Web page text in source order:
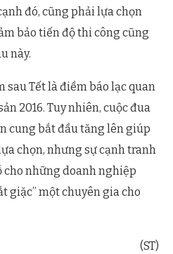
đó, cũng phải lựa chọn
bảo tiến độ thi công cũng
này.
sau Tết là điềm báo lạc quan
2016. Tuy nhiên, cuộc đua
cung bắt đầu tăng lên giúp
chọn, nhưng sự cạnh tranh
cho những doanh nghiệp
giặc” một chuyên gia cho
(ST)